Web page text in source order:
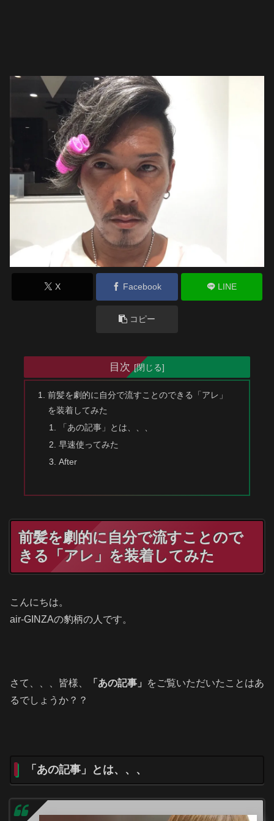
X Facebook LINE
コピー
目次
前髪を劇的に自分で流すことのできる「アレ」
を装着してみた
「あの記事」とは、、、
早速使ってみた
After
前髪を劇的に自分で流すことので
きる「アレ」を装着してみた
こんにちは。
air-GINZAの豹柄の人です。
さて、、、皆様、 「あの記事」
をご覧いただいたことはあ
るでしょうか？？
「あの記事」とは、、、